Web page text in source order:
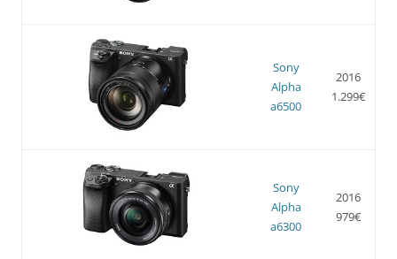
Sony
Alpha
a6500
2016
1.299€
Sony
Alpha
a6300
2016
979€